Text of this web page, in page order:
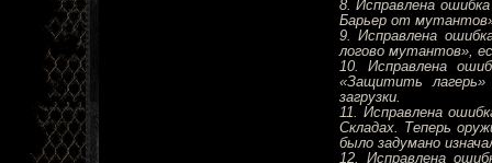
8. Исправлена
Барьер от
9. Исправлена
логово мутантов»,
10. Исправлена
«Защитить
загрузки.
11. Исправлена
Складах. Теперь
было задумано
12. Исправлена